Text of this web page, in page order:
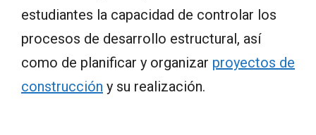
estudiantes la capacidad de controlar los
procesos de desarrollo estructural, así
como de planificar y organizar proyectos de
construcción y su realización.